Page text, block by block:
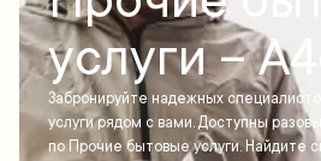
услуги –
Забронируйте надежных
услуги рядом с вами. Доступны
по Прочие бытовые услуги. Найдите